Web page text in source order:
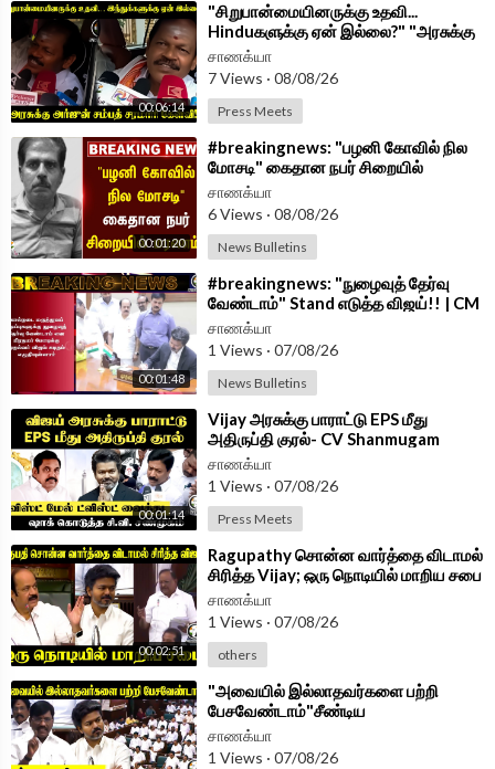
00:06:14
⁣"சிறுபான்மையினருக்கு உதவி...
Hinduகளுக்கு ஏன் இல்லை?" "அரசுக்கு
Arjun Sampath சரமாரி கேள்வி!"
சாணக்யா
7 Views · 08/08/26
Press Meets
00:01:20
⁣#breakingnews: "பழனி கோவில் நில
மோசடி" கைதான நபர் சிறையில்
மரணம்!! | RIP
சாணக்யா
6 Views · 08/08/26
News Bulletins
00:01:48
⁣#breakingnews: "நுழைவுத் தேர்வு
வேண்டாம்" Stand எடுத்த விஜய்!! | CM
Vijay Letter To PM Modi
சாணக்யா
1 Views · 07/08/26
News Bulletins
00:01:14
⁣Vijay அரசுக்கு பாராட்டு EPS மீது
அதிருப்தி குரல்- CV Shanmugam
PressMeet | ADMK | TVK |
சாணக்யா
1 Views · 07/08/26
Press Meets
00:02:51
⁣Ragupathy சொன்ன வார்த்தை விடாமல்
சிரித்த Vijay; ஒரு நொடியில் மாறிய சபை
| TN Assembly 2026
சாணக்யா
1 Views · 07/08/26
others
⁣"அவையில் இல்லாதவர்களை பற்றி
பேசவேண்டாம்"சீண்டிய
DMK;கொதித்தெழுந்த Congress | TN
Assembly 2026
சாணக்யா
1 Views · 07/08/26